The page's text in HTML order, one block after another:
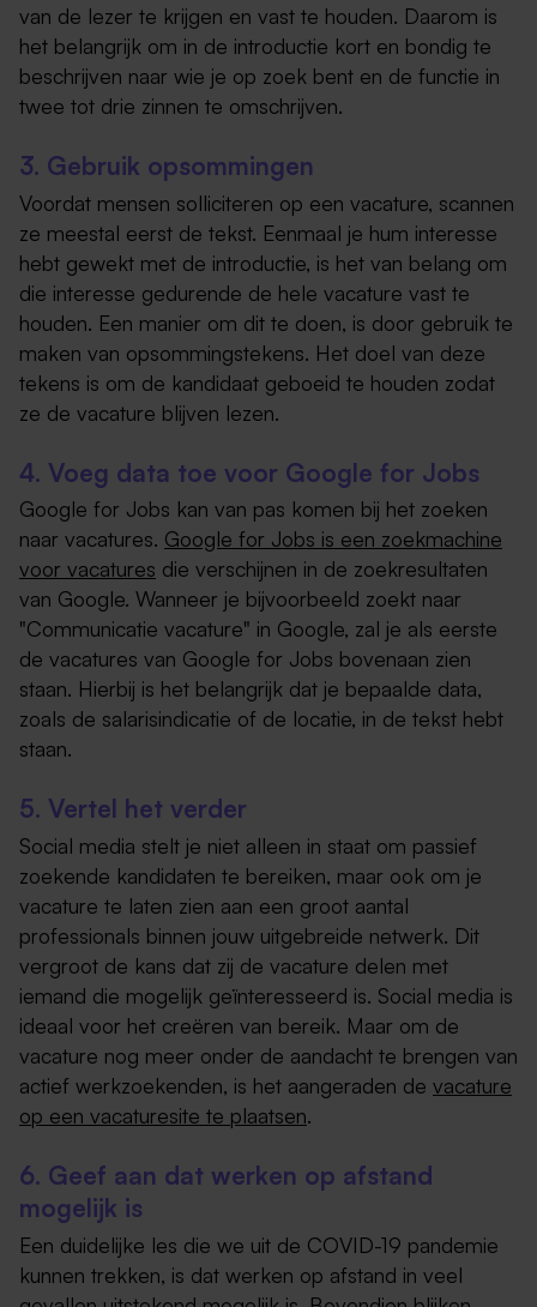
van de lezer te krijgen en vast te houden. Daarom is
het belangrijk om in de introductie kort en bondig te
beschrijven naar wie je op zoek bent en de functie in
twee tot drie zinnen te omschrijven.
3. Gebruik opsommingen
Voordat mensen solliciteren op een vacature, scannen
ze meestal eerst de tekst. Eenmaal je hum interesse
hebt gewekt met de introductie, is het van belang om
die interesse gedurende de hele vacature vast te
houden. Een manier om dit te doen, is door gebruik te
maken van opsommingstekens. Het doel van deze
tekens is om de kandidaat geboeid te houden zodat
ze de vacature blijven lezen.
4. Voeg data toe voor Google for Jobs
Google for Jobs kan van pas komen bij het zoeken
naar vacatures. Google for Jobs is een zoekmachine
voor vacatures die verschijnen in de zoekresultaten
van Google. Wanneer je bijvoorbeeld zoekt naar
"Communicatie vacature" in Google, zal je als eerste
de vacatures van Google for Jobs bovenaan zien
staan. Hierbij is het belangrijk dat je bepaalde data,
zoals de salarisindicatie of de locatie, in de tekst hebt
staan.
5. Vertel het verder
Social media stelt je niet alleen in staat om passief
zoekende kandidaten te bereiken, maar ook om je
vacature te laten zien aan een groot aantal
professionals binnen jouw uitgebreide netwerk. Dit
vergroot de kans dat zij de vacature delen met
iemand die mogelijk geïnteresseerd is. Social media is
ideaal voor het creëren van bereik. Maar om de
vacature nog meer onder de aandacht te brengen van
actief werkzoekenden, is het aangeraden de vacature
op een vacaturesite te plaatsen.
6. Geef aan dat werken op afstand
mogelijk is
Een duidelijke les die we uit de COVID-19 pandemie
kunnen trekken, is dat werken op afstand in veel